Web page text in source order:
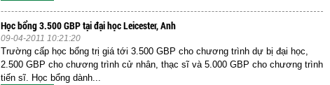
Học bổng 3.500 GBP tại đại học Leicester, Anh
09-04-2011 10:21:20
Trường cấp học bổng trị giá tới 3.500 GBP cho chương trình dự bị đại học,
2.500 GBP cho chương trình cử nhân, thạc sĩ và 5.000 GBP cho chương trình
tiến sĩ. Học bổng dành...